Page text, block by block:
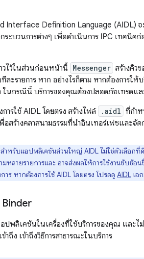
Interface Definition Language (AIDL) จ
กระบวนการต่างๆ เพื่อดำเนินการ IPC เทคนิค
วไว้ในส่วนก่อนหน้านี้ Messenger สร้างคิว
ละรายการ หาก อย่างไรก็ตาม หากต้องการใ
ในกรณีนี้ บริการของคุณต้องปลอดภัยเทรดแล
ารใช้ AIDL โดยตรง สร้างไฟล์ .aidl ที่กำห
อสร้างคลาสนามธรรมที่นำอินเทอร์เฟซและจั
สำหรับแอปพลิเคชันส่วนใหญ่ AIDL ไม่ใช่ตัวเลือกที่ดี
มหลายรายการและ อาจส่งผลให้การใช้งานซับซ้
าร หากต้องการใช้ AIDL โดยตรง โปรดดู AIDL เอ
Binder
ปพลิเคชันในเครื่องที่ใช้บริการของคุณ และไม่
าถึง เข้าถึงวิธีการสาธารณะในบริการ